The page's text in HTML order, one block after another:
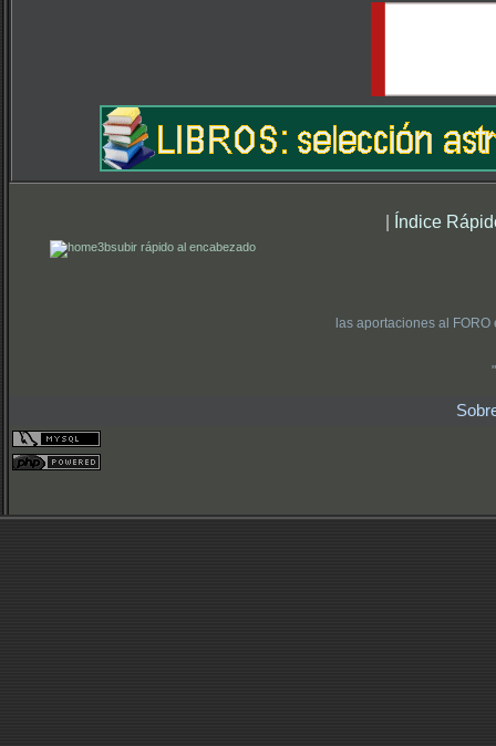
| Índice
subir rápido al encabezado
las aportaciones al